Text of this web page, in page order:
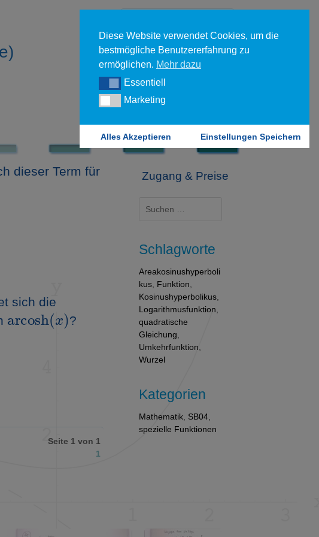
Forgot your password?
dieser Term für
sich die
arcosh( x)
?
Seite 1 von 1
1
Zugang & Preise
nach:
Schlagworte
Areakosinushyperboli
kus Funktion
Kosinushyperbolikus
Logarithmusfunktion
quadratische
Gleichung
Umkehrfunktion
Wurzel
Kategorien
Mathematik SB04
spezielle Funktionen
Diese Website verwendet Cookies, um die
bestmögliche Benutzererfahrung zu
ermöglichen. Mehr dazu
EssentiellEssentiell
MarketingMarketing
Alles Akzeptieren Einstellungen Speichern